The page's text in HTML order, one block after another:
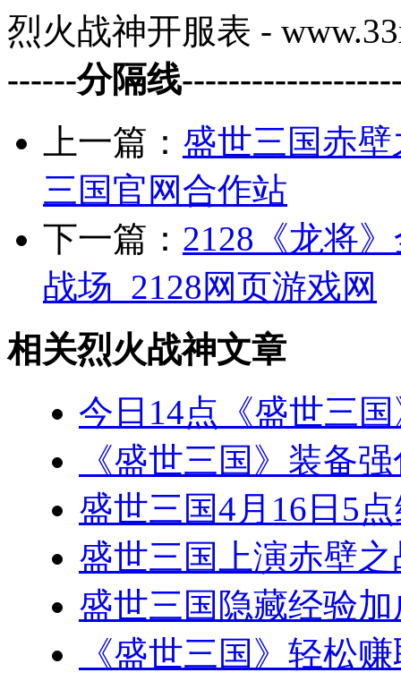
烈火战神开服表 -
------分隔线
上一篇： 盛世三国赤
三国官网合作站
下一篇： 2128《龙将
战场_2128网页游戏网
相关烈火战神文章
今日14点《盛世三
《盛世三国》装备
盛世三国4月16日5
盛世三国上演赤壁
盛世三国隐藏经验
《盛世三国》轻松